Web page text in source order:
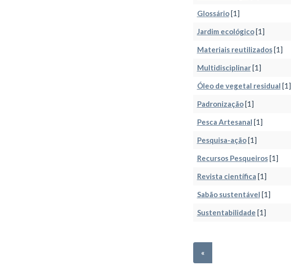
Glossário[1]
Jardim ecológico[1]
Materiais reutilizados[1]
Multidisciplinar[1]
Óleo de vegetal residual [1]
Padronização[1]
Pesca Artesanal [1]
Pesquisa-ação[1]
Recursos Pesqueiros[1]
Revista científica [1]
Sabão sustentável [1]
Sustentabilidade [1]
«